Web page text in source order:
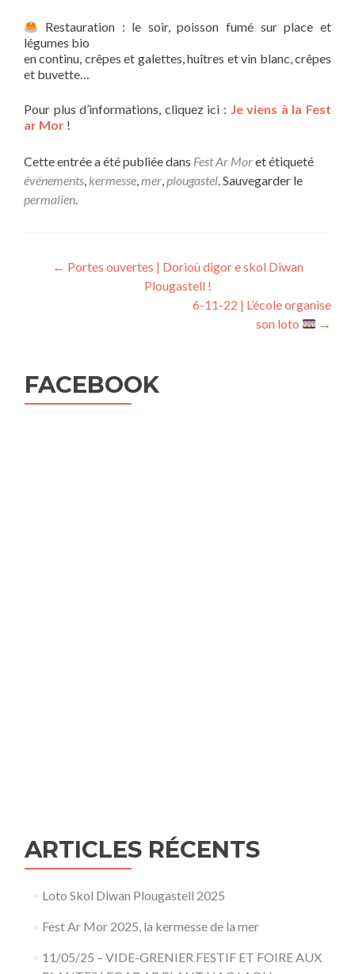
Restauration : le soir, poisson fumé sur place et
légumes bio
en continu, crêpes et galettes, huîtres et vin blanc, crêpes
et buvette…
Pour plus d’informations, cliquez ici : Je viens à la Fest
ar Mor !
Cette entrée a été publiée dans Fest Ar Moret étiqueté
événements, kermesse,mer,plougastel. Sauvegarder le
permalien.
Navigation
← Portes ouvertes | Dorioù digor e skol Diwan
Plougastell !
6-11-22 | L’école organise
son loto
→
FACEBOOK
ARTICLES RÉCENTS
Loto Skol Diwan Plougastell 2025
Fest Ar Mor 2025, la kermesse de la mer
11/05/25 – VIDE-GRENIER FESTIF ET FOIRE AUX